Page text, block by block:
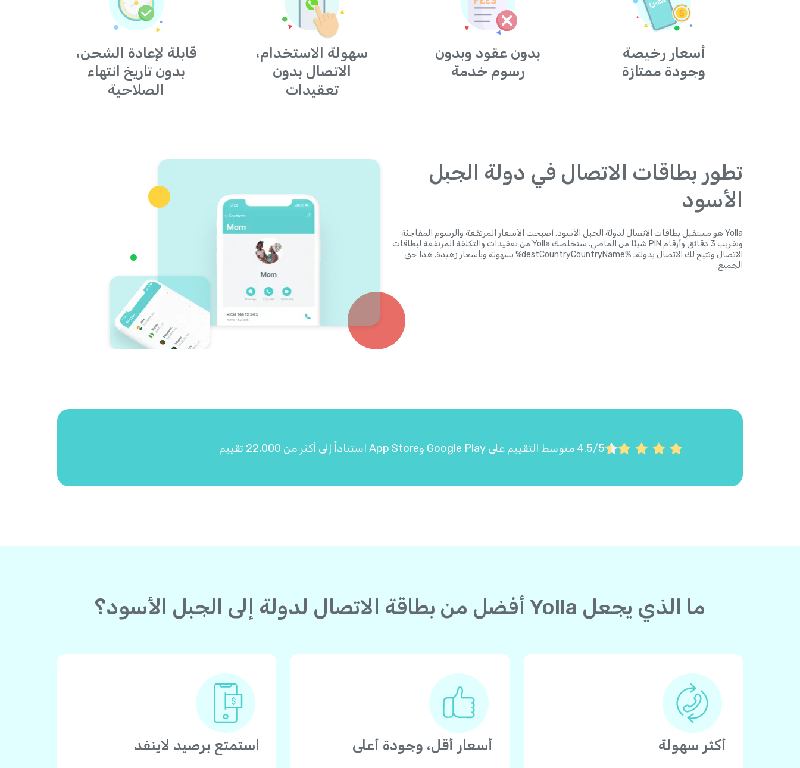
أسعار رخيصة
وجودة ممتازة
بدون عقود وبدون
رسوم خدمة
سهولة الاستخدام،
الاتصال بدون
تعقيدات
قابلة لإعادة الشحن،
بدون تاريخ انتهاء
الصلاحية
تطور بطاقات الاتصال في دولة الجبل
الأسود
Yolla هو مستقبل بطاقات الاتصال لدولة الجبل الأسود. أصبحت الأسعار المرتفعة والرسوم المفاجئة
وتقريب 3 دقائق وأرقام PIN شيئًا من الماضي. ستخلصك Yolla من تعقيدات والتكلفة المرتفعة لبطاقات
الاتصال وتتيح لك الاتصال بدولةـ %destCountryCountryName% بسهولة وبأسعار زهيدة. هذا حق
الجميع.
4.5/5 متوسط التقييم على Google Play وApp Store استناداً إلى أكثر من 22,000 تقييم
ما الذي يجعل Yolla أفضل من بطاقة الاتصال لدولة إلى الجبل الأسود؟
أكثر سهولة أسعار أقل، وجودة أعلى استمتع برصيد لاينفد